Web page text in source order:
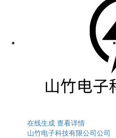
在线生成 查看详情
山竹电子科技有限公司公司